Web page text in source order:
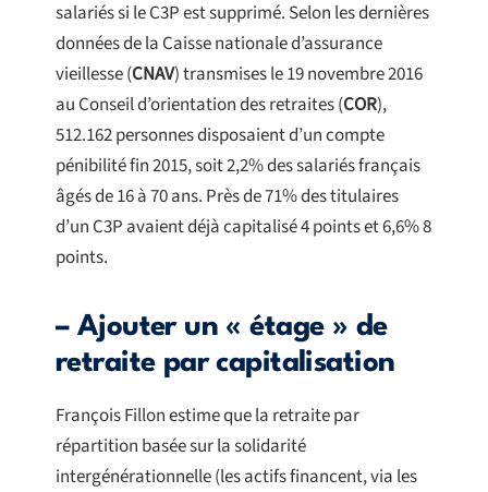
salariés si le C3P est supprimé. Selon les dernières
données de la Caisse nationale d’assurance
vieillesse (CNAV) transmises le 19 novembre 2016
au Conseil d’orientation des retraites (COR),
512.162 personnes disposaient d’un compte
pénibilité fin 2015, soit 2,2% des salariés français
âgés de 16 à 70 ans. Près de 71% des titulaires
d’un C3P avaient déjà capitalisé 4 points et 6,6% 8
points.
– Ajouter un « étage » de
retraite par capitalisation
François Fillon estime que la retraite par
répartition basée sur la solidarité
intergénérationnelle (les actifs financent, via les